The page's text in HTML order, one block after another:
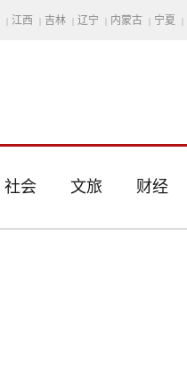
| 江西 | 吉林 | 辽宁 | 内蒙古 | 宁夏 |
社会 文旅 财经